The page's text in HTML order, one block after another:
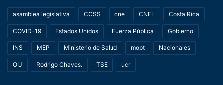
asamblea legislativa CCSS cne CNFL Costa Rica
COVID-19 Estados Unidos Fuerza Pública Gobierno
INS MEP Ministerio de Salud mopt Nacionales
OIJ Rodrigo Chaves. TSE ucr